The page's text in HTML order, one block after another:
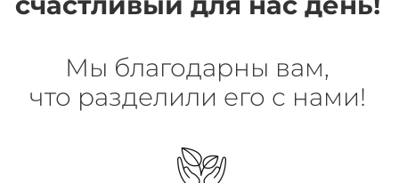
Мы благодарны вам,
что разделили его с нами!